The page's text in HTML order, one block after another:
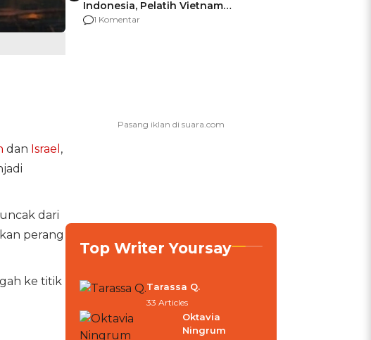
dan Israel ,
dari
perang
ke titik
Indonesia, Pelatih Vietnam
Berencana Pakai Jimat di Pakansari
1 Komentar
Top Writer Yoursay
Tarassa Q.
33 Articles
Oktavia
Ningrum